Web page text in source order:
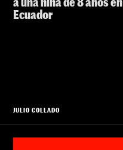
Ecuador
JULIO COLLADO